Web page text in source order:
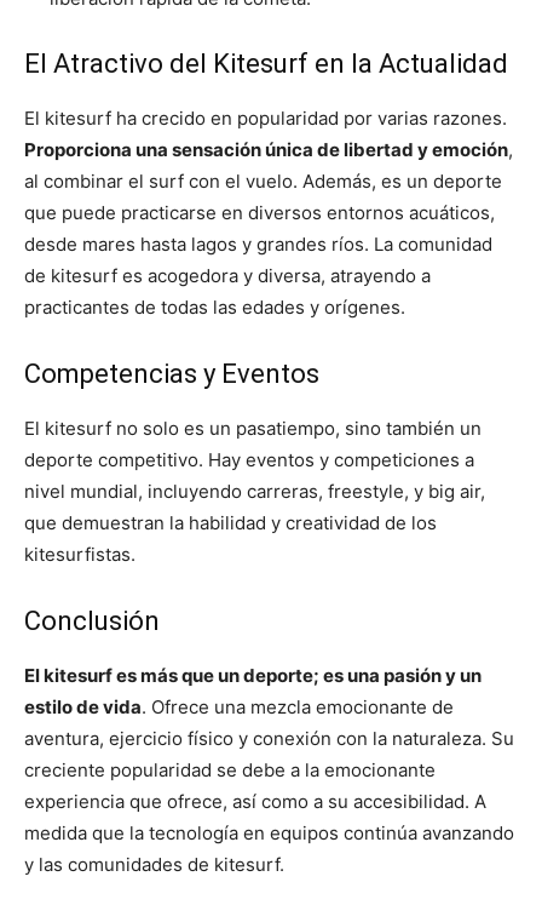
El Atractivo del Kitesurf en la Actualidad
El kitesurf ha crecido en popularidad por varias razones.
Proporciona una sensación única de libertad y emoción,
al combinar el surf con el vuelo. Además, es un deporte
que puede practicarse en diversos entornos acuáticos,
desde mares hasta lagos y grandes ríos. La comunidad
de kitesurf es acogedora y diversa, atrayendo a
practicantes de todas las edades y orígenes.
Competencias y Eventos
El kitesurf no solo es un pasatiempo, sino también un
deporte competitivo. Hay eventos y competiciones a
nivel mundial, incluyendo carreras, freestyle, y big air,
que demuestran la habilidad y creatividad de los
kitesurfistas.
Conclusión
El kitesurf es más que un deporte; es una pasión y un
estilo de vida. Ofrece una mezcla emocionante de
aventura, ejercicio físico y conexión con la naturaleza. Su
creciente popularidad se debe a la emocionante
experiencia que ofrece, así como a su accesibilidad. A
medida que la tecnología en equipos continúa avanzando
y las comunidades de kitesurf.